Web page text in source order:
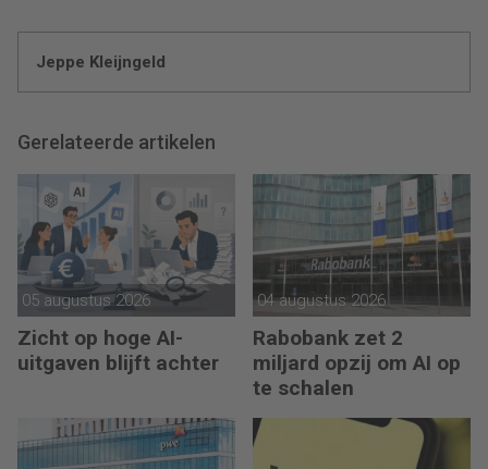
Jeppe Kleijngeld
Gerelateerde artikelen
05 augustus 2026
Zicht op hoge AI-
uitgaven blijft achter
04 augustus 2026
Rabobank zet 2
miljard opzij om AI op
te schalen